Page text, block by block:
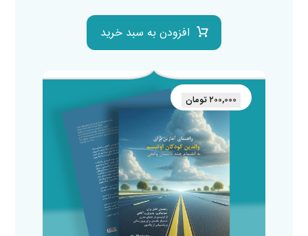
افزودن به سبد خرید
۲۰۰,۰۰۰ تومان